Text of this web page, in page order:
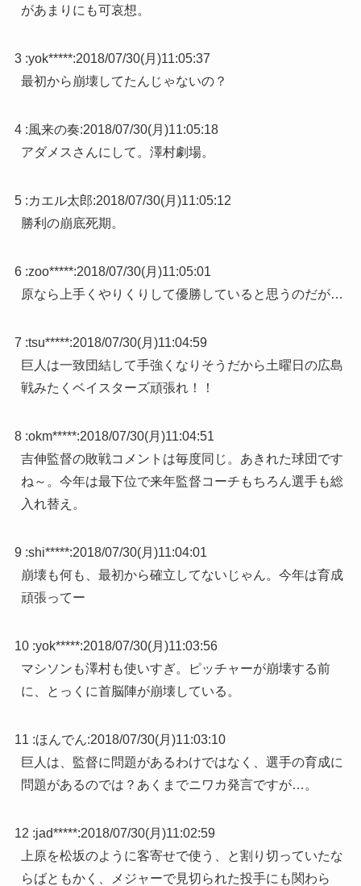
があまりにも可哀想。
3 :yok*****:2018/07/30(月)11:05:37
最初から崩壊してたんじゃないの？
4 :風来の奏:2018/07/30(月)11:05:18
アダメスさんにして。澤村劇場。
5 :カエル太郎:2018/07/30(月)11:05:12
勝利の崩底死期。
6 :zoo*****:2018/07/30(月)11:05:01
原なら上手くやりくりして優勝していると思うのだが…
7 :tsu*****:2018/07/30(月)11:04:59
巨人は一致団結して手強くなりそうだから土曜日の広島
戦みたくベイスターズ頑張れ！！
8 :okm*****:2018/07/30(月)11:04:51
吉伸監督の敗戦コメントは毎度同じ。あきれた球団です
ね～。今年は最下位で来年監督コーチもちろん選手も総
入れ替え。
9 :shi*****:2018/07/30(月)11:04:01
崩壊も何も、最初から確立してないじゃん。今年は育成
頑張ってー
10 :yok*****:2018/07/30(月)11:03:56
マシソンも澤村も使いすぎ。ピッチャーが崩壊する前
に、とっくに首脳陣が崩壊している。
11 :ほんでん:2018/07/30(月)11:03:10
巨人は、監督に問題があるわけではなく、選手の育成に
問題があるのでは？あくまでニワカ発言ですが…。
12 :jad*****:2018/07/30(月)11:02:59
上原を松坂のように客寄せで使う、と割り切っていたな
らばともかく、メジャーで見切られた投手にも関わら